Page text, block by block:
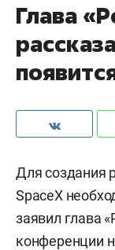
Глава
Для создания
SpaceX
заявил глава
конференции